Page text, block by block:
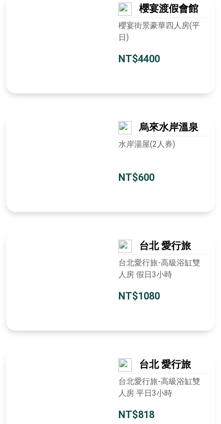
櫻宴渡假會館
櫻宴街景豪華四人房(平
日)
NT$4400
烏來水岸溫泉
水岸湯屋(2人券)
NT$600
台北 愛行旅
台北愛行旅-高級浴缸雙
人房 假日3小時
NT$1080
台北 愛行旅
台北愛行旅-高級浴缸雙
人房 平日3小時
NT$818